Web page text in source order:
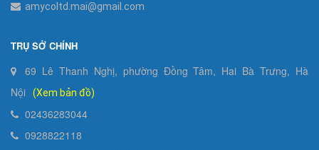
amycoltd.mai@gmail.com
TRỤ SỞ CHÍNH
69 Lê Thanh Nghị, phường Đồng Tâm, Hai Bà Trưng, Hà
Nội
(Xem bản đồ)
02436283044
0928822118